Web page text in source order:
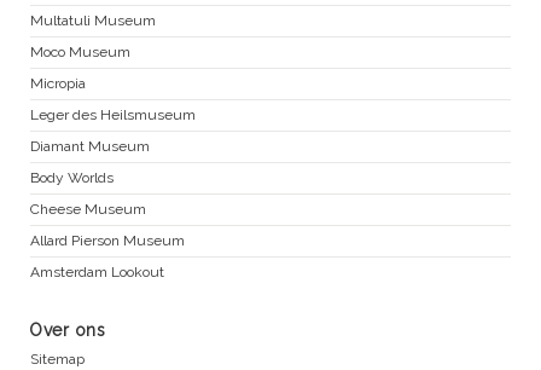
Multatuli Museum
Moco Museum
Micropia
Leger des Heilsmuseum
Diamant Museum
Body Worlds
Cheese Museum
Allard Pierson Museum
Amsterdam Lookout
Over ons
Sitemap